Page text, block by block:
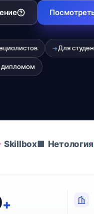
→Для
Skillbox Нетология
+